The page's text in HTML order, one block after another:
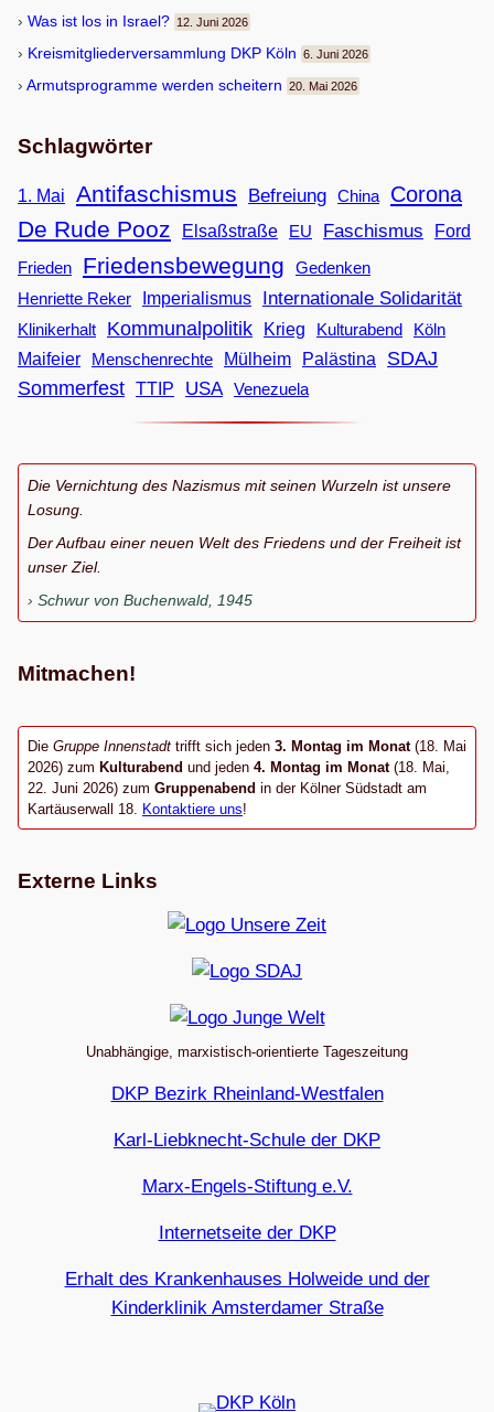
Was ist los in Israel? 12. Juni 2026
Kreis­mit­glie­der­ver­samm­lung DKP Köln 6. Juni 2026
Armuts­pro­gramme wer­den scheitern 20. Mai 2026
Schlagwörter
1. Mai Antifaschismus Befreiung China Corona
De Rude Pooz Elsaßstraße EU Faschismus
Ford
Frieden
Friedensbewegung
Gedenken
Henriette Reker
Imperialismus Internationale Solidarität
Klinikerhalt Kommunalpolitik Krieg Kulturabend
Köln
Maifeier
Menschenrechte Mülheim Palästina
SDAJ
Sommerfest TTIP USA Venezuela
Die Vernichtung des Nazismus mit seinen Wurzeln ist unsere
Losung.
Der Aufbau einer neuen Welt des Friedens und der Freiheit ist
unser Ziel.
Schwur von Buchenwald, 1945
Mitmachen!
Die Gruppe Innenstadt trifft sich jeden 3. Montag im Monat (18. Mai
2026) zum Kulturabend und jeden 4. Montag im Monat(18. Mai,
22. Juni 2026) zum Gruppenabend in der Kölner Südstadt am
Kartäuserwall 18.
Kontaktiere uns!
Externe Links
Unabhängige, marxistisch-orientierte Tageszeitung
DKP Bezirk Rheinland-Westfalen
Karl-Liebknecht-Schule der DKP
Marx-Engels-Stiftung e.V.
Internetseite der DKP
Erhalt des Krankenhauses Holweide und der
Kinderklinik Amsterdamer Straße